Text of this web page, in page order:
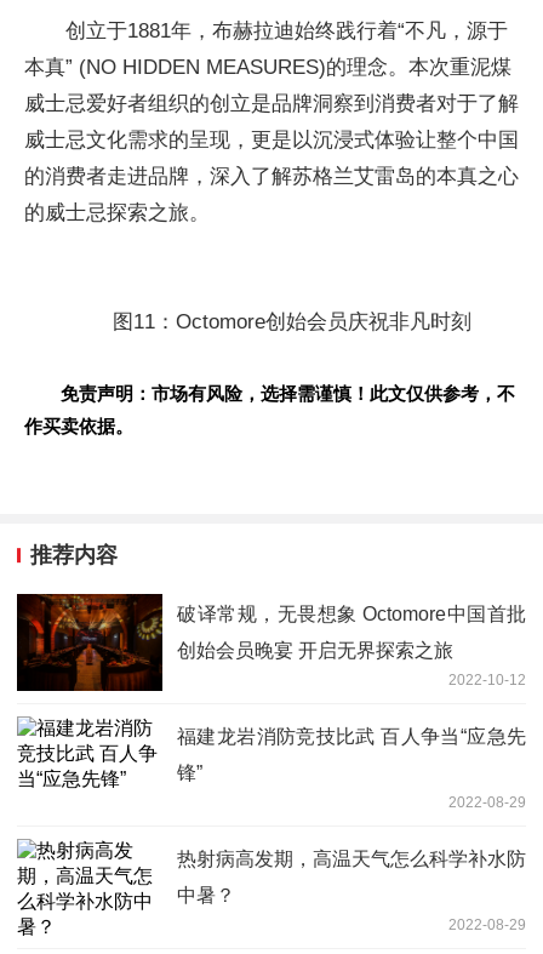
创立于1881年，布赫拉迪始终践行着“不凡，源于
本真” (NO HIDDEN MEASURES)的理念。本次重泥煤
威士忌爱好者组织的创立是品牌洞察到消费者对于了解
威士忌文化需求的呈现，更是以沉浸式体验让整个中国
的消费者走进品牌，深入了解苏格兰艾雷岛的本真之心
的威士忌探索之旅。
图11：Octomore创始会员庆祝非凡时刻
免责声明：市场有风险，选择需谨慎！此文仅供参考，不
作买卖依据。
推荐内容
破译常规，无畏想象 Octomore中国首批
创始会员晚宴 开启无界探索之旅
2022-10-12
福建龙岩消防竞技比武 百人争当“应急先
锋”
2022-08-29
热射病高发期，高温天气怎么科学补水防
中暑？
2022-08-29